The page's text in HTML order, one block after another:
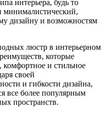
интерьера, будь то
минималистический,
дизайну и возможностям
люстр в интерьерном
которые
комфортное и стильное
своей
и гибкости дизайна,
все более популярным
пространств.